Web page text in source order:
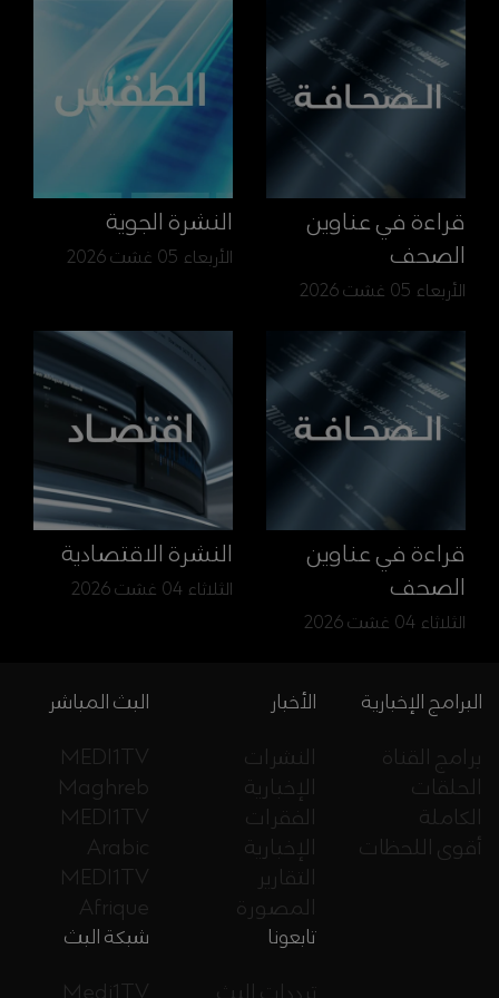
قراءة في عناوين
الصحف
الأربعاء 05 غشت 2026
النشرة الجوية
الأربعاء 05 غشت 2026
قراءة في عناوين
الصحف
الثلاثاء 04 غشت 2026
النشرة الاقتصادية
الثلاثاء 04 غشت 2026
البث المباشر
MEDI1TV
Maghreb
MEDI1TV
Arabic
MEDI1TV
Afrique
الأخبار
النشرات
الإخبارية
الفقرات
الإخبارية
التقارير
المصورة
البرامج الإخبارية
برامج القناة
الحلقات
الكاملة
أقوى اللحظات
شبكة البث تابعونا